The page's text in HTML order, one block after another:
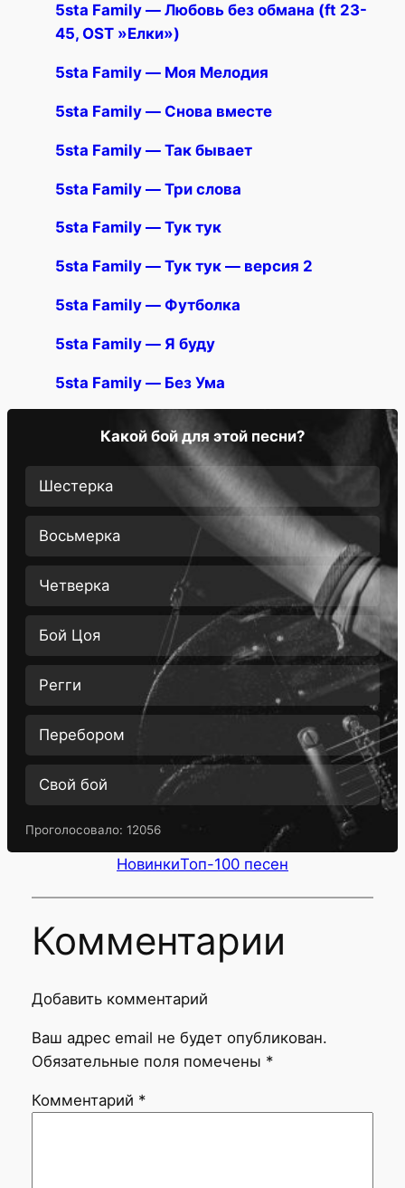
5sta Family — Любовь без обмана (ft 23-
45, OST »Елки»)
5sta Family — Моя Мелодия
5sta Family — Снова вместе
5sta Family — Так бывает
5sta Family — Три слова
5sta Family — Тук тук
5sta Family — Тук тук — версия 2
5sta Family — Футболка
5sta Family — Я буду
5sta Family — Без Ума
Какой бой для этой песни?
Шестерка
Восьмерка
Четверка
Бой Цоя
Регги
Перебором
Свой бой
Проголосовало: 12056
НовинкиТоп-100 песен
Комментарии
Добавить комментарий
Ваш адрес email не будет опубликован.
Обязательные поля помечены *
Комментарий *